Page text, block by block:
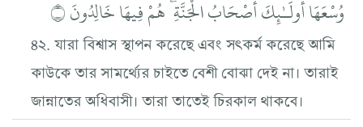
وُسْعَهَا أُولَـٰئِكَ أَصْحَابُ الْجَنَّةِ ۖ هُمْ فِيهَا خَالِدُونَ ۝
৪২. যারা বিশ্বাস স্থাপন করেছে এবং সৎকর্ম করেছে আমি
কাউকে তার সামর্থ্যের চাইতে বেশী বোঝা দেই না। তারাই
জান্নাতের অধিবাসী। তারা তাতেই চিরকাল থাকবে।